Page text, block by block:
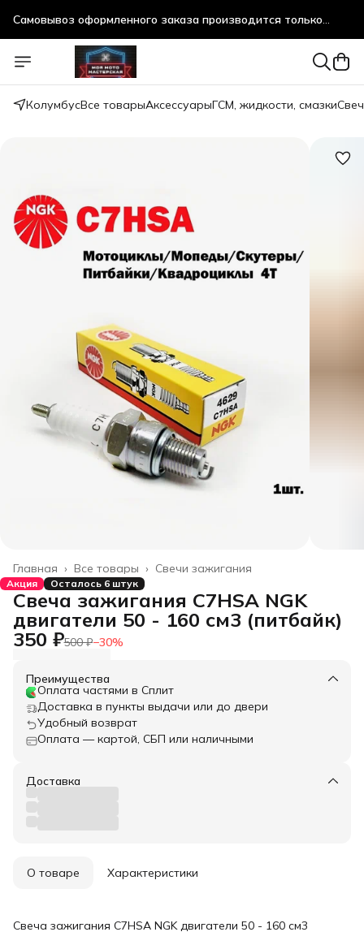
после предварительного согласования!
КолумбусВсе товарыАксессуарыГСМ, жидкости, смазки
Свечи зажигания
Все товары ›
Главная ›
Акция Осталось 6 штук
Свеча зажигания C7HSA NGK
двигатели 50 - 160 см3 (питбайк)
350 ₽500 ₽−30%
Преимущества
Оплата частями в Сплит
Доставка в пункты выдачи или до двери
Удобный возврат
Оплата — картой, СБП или наличными
Доставка
О товаре Характеристики
Свеча зажигания C7HSA NGK двигатели 50 - 160 см3